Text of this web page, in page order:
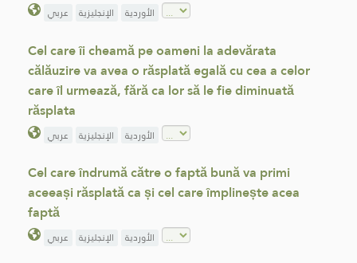
عربي الإنجليزية الأوردية
Cel care îi cheamă pe oameni la adevărata
călăuzire va avea o răsplată egală cu cea a celor
care îl urmează, fără ca lor să le fie diminuată
răsplata
عربي الإنجليزية الأوردية
Cel care îndrumă către o faptă bună va primi
aceeași răsplată ca și cel care împlinește acea
faptă
عربي الإنجليزية الأوردية